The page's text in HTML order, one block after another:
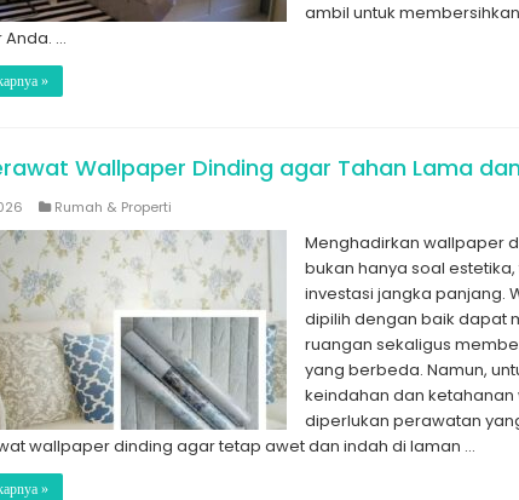
ambil untuk
…
»
Wallpaper Dinding agar Tahan Lama
Rumah & Properti
Menghadirkan wallpaper
bukan hanya soal
investasi jangka panjang.
dipilih dengan baik dapat
ruangan sekaligus
yang berbeda. Namun,
keindahan dan
diperlukan perawatan
wallpaper dinding agar tetap awet dan indah di laman …
»